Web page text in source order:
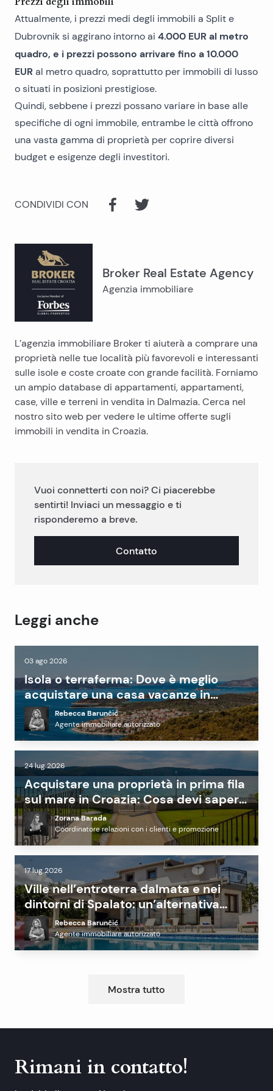
Attualmente, i prezzi medi degli immobili a Split e
Dubrovnik si aggirano intorno ai 4.000 EUR al metro
quadro, e i prezzi possono arrivare fino a 10.000
EUR al metro quadro, soprattutto per immobili di lusso
o situati in posizioni prestigiose.
Quindi, sebbene i prezzi possano variare in base alle
specifiche di ogni immobile, entrambe le città offrono
una vasta gamma di proprietà per coprire diversi
budget e esigenze degli investitori.
CONDIVIDI CON
Broker Real Estate Agency
Agenzia immobiliare
L’agenzia immobiliare Broker ti aiuterà a comprare una
proprietà nelle tue località più favorevoli e interessanti
sulle isole e coste croate con grande facilità. Forniamo
un ampio database di appartamenti, appartamenti,
case, ville e terreni in vendita in Dalmazia. Cerca nel
nostro sito web per vedere le ultime offerte sugli
immobili in vendita in Croazia.
Vuoi connetterti con noi? Ci piacerebbe
sentirti! Inviaci un messaggio e ti
risponderemo a breve.
Contatto
Leggi anche
03 ago 2026
Isola o terraferma: Dove è meglio
acquistare una casa vacanze in
Dalmazia?Rebecca Barunčić
Agente immobiliare autorizzato
24 lug 2026
Acquistare una proprietà in prima fila
sul mare in Croazia: Cosa devi sapere
prima di investire
Zorana Barada
Coordinatore relazioni con i clienti e promozione
17 lug 2026
Ville nell’entroterra dalmata e nei
dintorni di Spalato: un’alternativa
redditizia alla costa?
Rebecca Barunčić
Agente immobiliare autorizzato
Mostra tutto
Rimani in contatto!